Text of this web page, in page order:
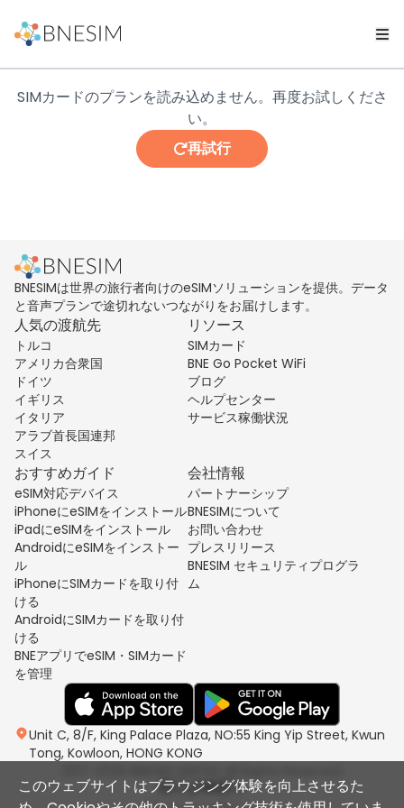
SIMカードのプランを読み込めません。再度お試しくださ
い。
再試行
BNESIMは世界の旅行者向けのeSIMソリューションを提供。データ
と音声プランで途切れないつながりをお届けします。
人気の渡航先
トルコ
アメリカ合衆国
ドイツ
イギリス
イタリア
アラブ首長国連邦
スイス
リソース
SIMカード
BNE Go Pocket WiFi
ブログ
ヘルプセンター
サービス稼働状況
おすすめガイド
eSIM対応デバイス
iPhoneにeSIMをインストール
iPadにeSIMをインストール
AndroidにeSIMをインストー
ル
iPhoneにSIMカードを取り付
ける
AndroidにSIMカードを取り付
ける
BNEアプリでeSIM・SIMカード
を管理
会社情報
パートナーシップ
BNESIMについて
お問い合わせ
プレスリリース
BNESIM セキュリティプログラ
ム
Unit C, 8/F, King Palace Plaza, NO:55 King Yip Street, Kwun
Tong, Kowloon, HONG KONG
このウェブサイトはブラウジング体験を向上させるた